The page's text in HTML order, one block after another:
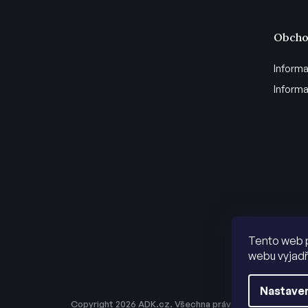
Tento web
webu
Copyright 2026 ADK.cz. Všechna práva vyhrazena.